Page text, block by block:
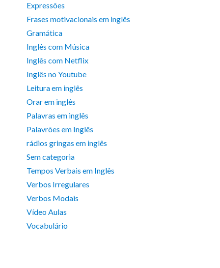
Expressões
Frases motivacionais em inglês
Gramática
Inglês com Música
Inglês com Netflix
Inglês no Youtube
Leitura em inglês
Orar em inglês
Palavras em inglês
Palavrões em Inglês
rádios gringas em inglês
Sem categoria
Tempos Verbais em Inglês
Verbos Irregulares
Verbos Modais
Vídeo Aulas
Vocabulário